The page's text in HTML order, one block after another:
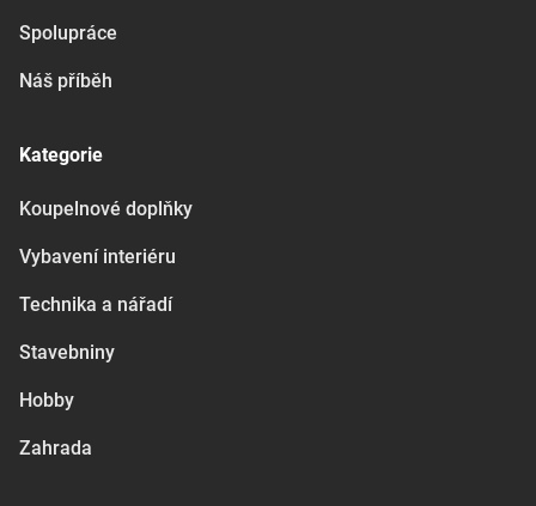
Spolupráce
Náš příběh
Kategorie
Koupelnové doplňky
Vybavení interiéru
Technika a nářadí
Stavebniny
Hobby
Zahrada